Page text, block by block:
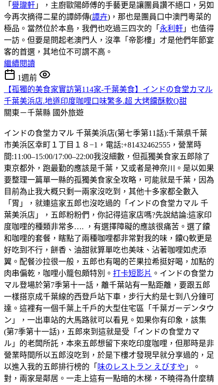
「 譽瓏軒 」，主廚歐陽師傅的手藝更是讓團員讚不絕口，另如
今再次摘得二星的譚師傳(譚卉)，那也是團員口中澳門粵菜的
極品。當然位於本島，我們也吃過三四次的「 永利軒 」也值得
一訪。但要是問起老澳門人，沒準「帝影樓」才是他們年節宴
客的首選，其地位不可謂不高。
繼續閱讀
1週前
【孤獨的美食家實訪第114家-千葉美食】インドの食堂カマル
千葉美浜店.地道印度咖哩口味繁多.超 大烤饢酥軟Q甜
關東－千葉縣 國外旅遊
インドの食堂カマル 千葉美浜店(第七季第11話):千葉県千葉
市美浜区幸町１丁目１８−1，電話:+81432462555，營業時
間:11:00–15:00/17:00–22:00我沒細數，但孤獨美食家五郎除了
東京都外，跑最勤的應該是千葉，又或者是神奈川。是以如果
要整理一篇單一縣的孤獨美食家全攻略，可能就是千葉，因為
目前為止我大概只剩一兩家沒吃到，其他十多家都全數入
「胃」，就連這家五郎也沒吃過的「インドの食堂カマル 千
葉美浜店」，五郎粉粉們，你記得這家店嗎?先說結論:這家印
度咖哩的種類非常多…. ，有選擇障礙的應該很痛苦。選了饢
和咖哩的套餐，瞎點了兩種咖哩都非常對我的味，饢Q軟更是
好吃到不行，餅香、油甜就算單吃也美味、沾著咖哩如虎添
翼。配餐沙拉很一般，五郎也有喝的芒果拉希挺好喝，加點的
肉串偏乾，咖哩小籠包頗特別。 打卡短影片 。インドの食堂カ
マル登場於第7季第十一話，離千葉站有一點距離，要跟五郎
一樣搭京成千葉線的西登戶站下車，步行大約是七到八分鐘可
達。這裡有一個千葉上千戶的大型住宅區「千葉ガーデンタウ
ン」，一出車站的大馬路就可以看見。如果你有印象，該集
(第7季第十一話)，五郎來到這就是受「インドの食堂カマ
ル」的老闆所託，本來五郎想留下來吃印度咖哩，但那時是非
營業時間所以五郎沒吃到，於是下樓才發現早就分享過的，足
以進入我的五郎排行榜的「 味のレストラン えびすや 」。
對，兩家是鄰居。一走上這有一點暗的木梯，不曉得為什麼精